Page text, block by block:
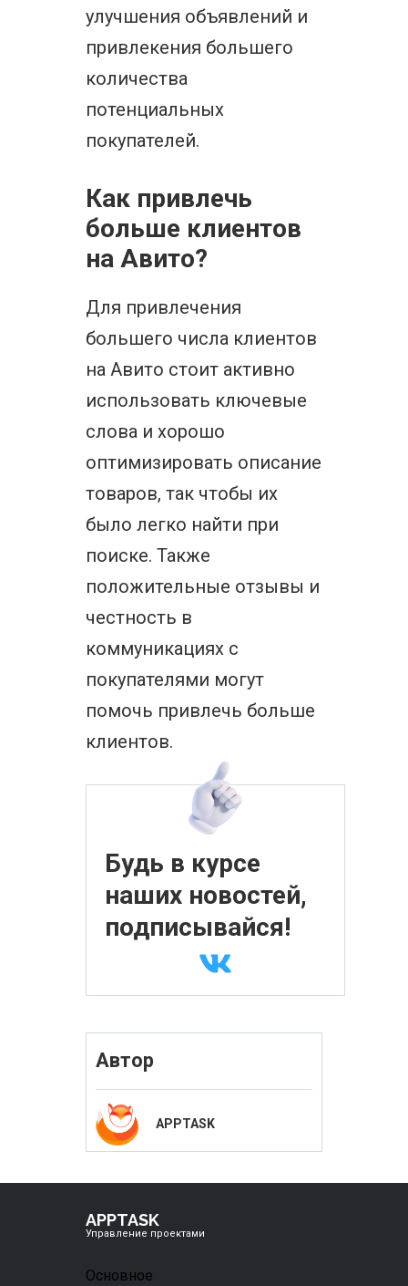
улучшения объявлений и
привлекения большего
количества
потенциальных
покупателей.
Как привлечь
больше клиентов
на Авито?
Для привлечения
большего числа клиентов
на Авито стоит активно
использовать ключевые
слова и хорошо
оптимизировать описание
товаров, так чтобы их
было легко найти при
поиске. Также
положительные отзывы и
честность в
коммуникациях с
покупателями могут
помочь привлечь больше
клиентов.
Будь в курсе
наших новостей,
подписывайся!
Автор
APPTASK
APPTASK
Управление проектами
Основное